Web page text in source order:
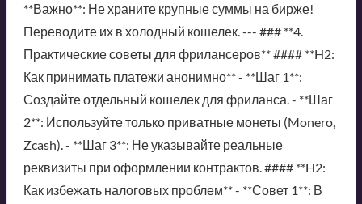
**Важно**: Не храните крупные суммы на бирже!
Переводите их в холодный кошелек. --- ### **4.
Практические советы для фрилансеров** #### **H2:
Как принимать платежи анонимно** - **Шаг 1**:
Создайте отдельный кошелек для фриланса. - **Шаг
2**: Используйте только приватные монеты (Monero,
Zcash). - **Шаг 3**: Не указывайте реальные
реквизиты при оформлении контрактов. #### **H2:
Как избежать налоговых проблем** - **Совет 1**: В